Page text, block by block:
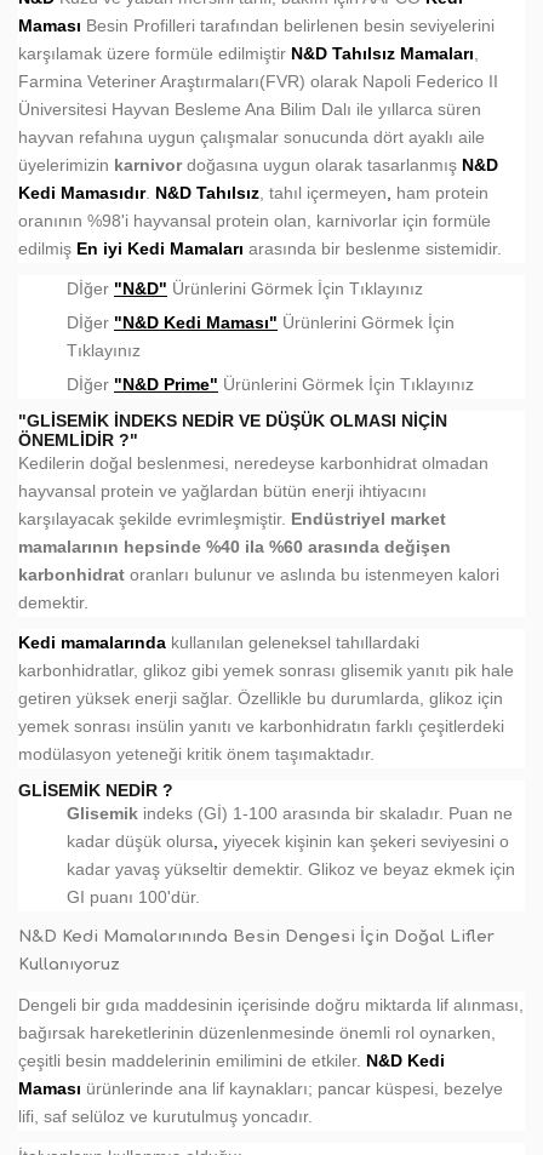
Maması Besin Profilleri tarafından belirlenen besin seviyelerini
karşılamak üzere formüle edilmiştir N&D Tahılsız Mamaları
Farmina Veteriner Araştırmaları(FVR) olarak Napoli Federico II
Üniversitesi Hayvan Besleme Ana Bilim Dalı ile yıllarca süren
hayvan refahına uygun çalışmalar sonucunda dört ayaklı aile
üyelerimizin karnivordoğasına uygun olarak tasarlanmış N&D
Kedi Mamasıdır. N&D Tahılsız , tahıl içermeyen
ham protein
oranının %98'i hayvansal protein olan, karnivorlar için formüle
edilmiş En iyi Kedi Mamaları arasında bir beslenme sistemidir.
Dİğer "N&D" Ürünlerini Görmek İçin Tıklayınız
Dİğer "N&D Kedi Maması" Ürünlerini Görmek İçin
Tıklayınız
Dİğer "N&D Prime" Ürünlerini Görmek İçin Tıklayınız
"GLİSEMİK İNDEKS NEDİR VE DÜŞÜK OLMASI NİÇİN
ÖNEMLİDİR ?"
Kedilerin doğal beslenmesi, neredeyse karbonhidrat olmadan
hayvansal protein ve yağlardan bütün enerji ihtiyacını
karşılayacak şekilde evrimleşmiştir. Endüstriyel market
mamalarının hepsinde %40 ila %60 arasında değişen
karbonhidrat oranları bulunur ve aslında bu istenmeyen kalori
demektir.
Kedi mamalarında kullanılan geleneksel tahıllardaki
karbonhidratlar, glikoz gibi yemek sonrası glisemik yanıtı pik hale
getiren yüksek enerji sağlar. Özellikle bu durumlarda, glikoz için
yemek sonrası insülin yanıtı ve karbonhidratın farklı çeşitlerdeki
modülasyon yeteneği kritik önem taşımaktadır.
GLISEMIK NEDIR ?
Glisemik indeks (Gİ) 1-100 arasında bir skaladır. Puan ne
kadar düşük olursa yiyecek kişinin kan şekeri seviyesini o
kadar yavaş yükseltir demektir. Glikoz ve beyaz ekmek için
GI puanı 100'dür.
N&D Kedi Mamalarınında Besin Dengesi İçin Doğal Lifler
Kullanıyoruz
Dengeli bir gıda maddesinin içerisinde doğru miktarda lif alınması,
bağırsak hareketlerinin düzenlenmesinde önemli rol oynarken,
çeşitli besin maddelerinin emilimini de etkiler. N&D Kedi
Maması ürünlerinde ana lif kaynakları; pancar küspesi, bezelye
lifi, saf selüloz ve kurutulmuş yoncadır.